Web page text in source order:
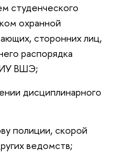
студенческого
охранной
сторонних лиц,
распорядка
ВШЭ;
дисциплинарного
полиции, скорой
ведомств;